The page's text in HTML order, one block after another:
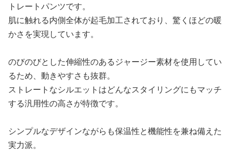
トレートパンツです。
肌に触れる内側全体が起毛加工されており、驚くほどの暖
かさを実現しています。
のびのびとした伸縮性のあるジャージー素材を使用してい
るため、動きやすさも抜群。
ストレートなシルエットはどんなスタイリングにもマッチ
する汎用性の高さが特徴です。
シンプルなデザインながらも保温性と機能性を兼ね備えた
実力派。